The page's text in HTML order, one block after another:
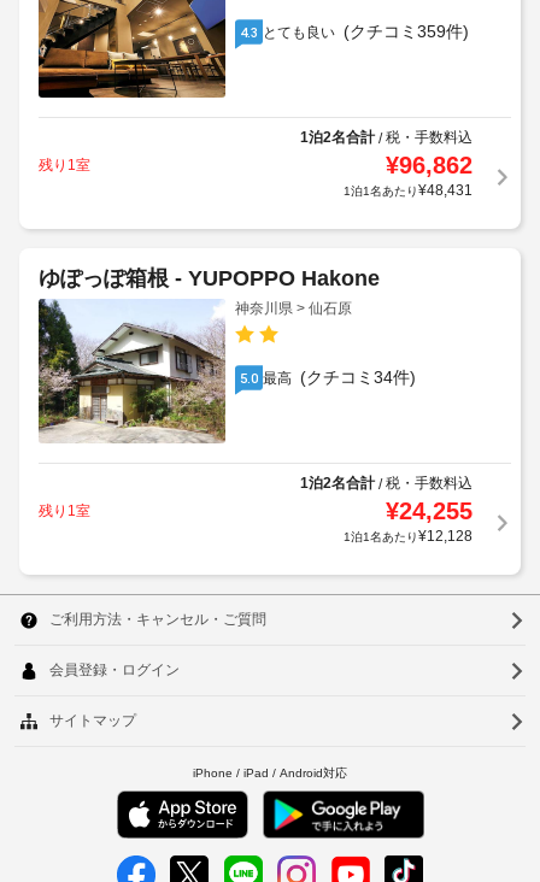
4.3 とても良い (クチコミ359件)
1泊2名合計/税・手数料込
残り1室
¥96,862
1泊1名あたり¥48,431
ゆぽっぽ箱根 - YUPOPPO Hakone
神奈川県 > 仙石原
5.0 最高 (クチコミ34件)
1泊2名合計/税・手数料込
残り1室
¥24,255
1泊1名あたり¥12,128